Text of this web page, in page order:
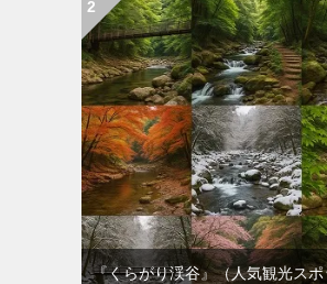
『くらがり渓谷』（人気観光ス